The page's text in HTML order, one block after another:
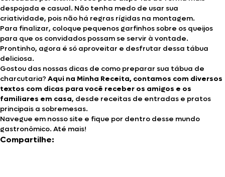
despojada e casual. Não tenha medo de usar sua
criatividade, pois não há regras rígidas na montagem.
Para finalizar, coloque pequenos garfinhos sobre os queijos
para que os convidados possam se servir à vontade.
Prontinho, agora é só aproveitar e desfrutar dessa tábua
deliciosa.
Gostou das nossas dicas de como preparar sua tábua de
charcutaria? Aqui na Minha Receita, contamos com diversos
textos com dicas para você receber os amigos e os
familiares em casa, desde receitas de entradas e pratos
principais a sobremesas.
Navegue em nosso site e fique por dentro desse mundo
gastronômico. Até mais!
Compartilhe: